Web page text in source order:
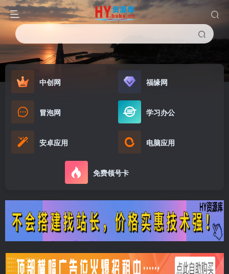
中创网 福缘网
冒泡网 学习办公
安卓应用 电脑应用
免费领号卡